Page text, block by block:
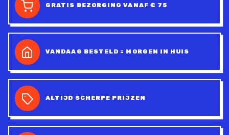
GRATIS BEZORGING VANAF € 75
VANDAAG BESTELD = MORGEN IN HUIS
ALTIJD SCHERPE PRIJZEN